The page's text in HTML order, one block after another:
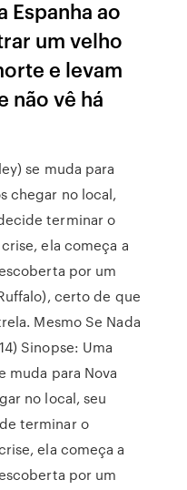
Espanha ao
um velho
e levam
não vê há
se muda para
chegar no local,
terminar o
ela começa a
por um
certo de que
Mesmo Se Nada
Sinopse: Uma
muda para Nova
no local, seu
terminar o
ela começa a
por um